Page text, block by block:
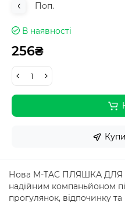
Поп.
В наявності
256₴
Нова M-TAC ПЛЯШКА
надійним компаньйоном
прогулянок, відпочинку